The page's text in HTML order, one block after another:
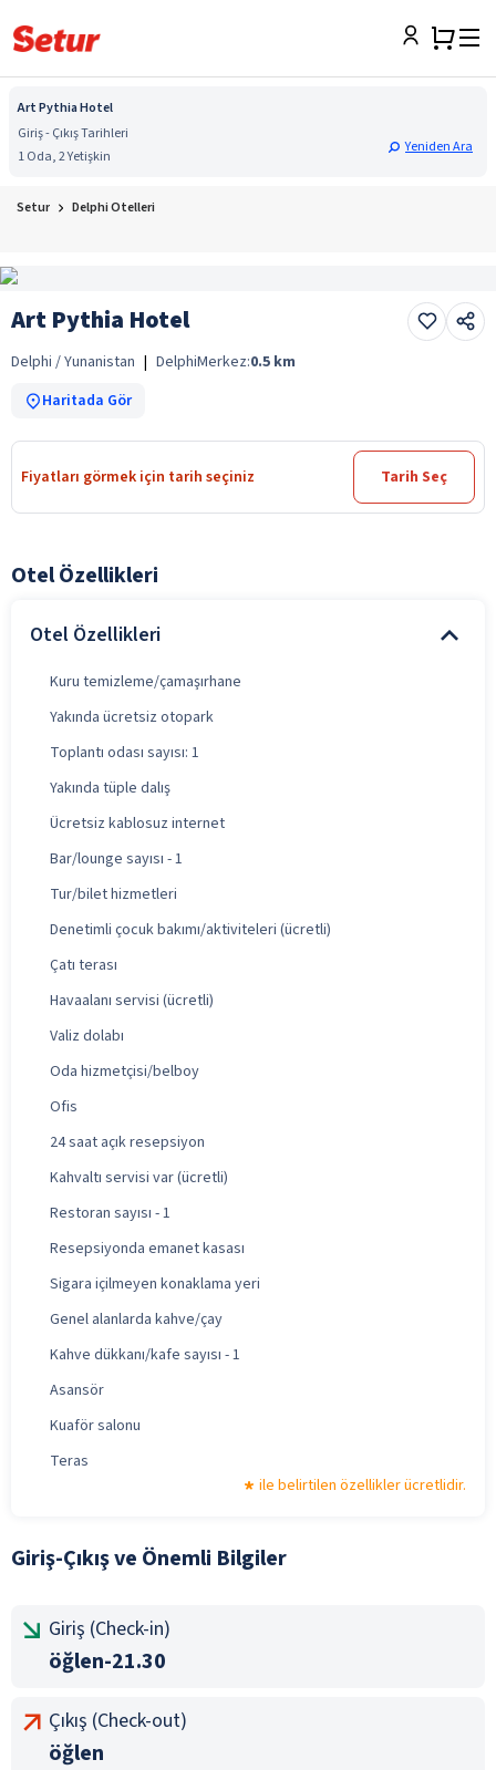
Art Pythia Hotel
Giriş - Çıkış Tarihleri
1 Oda, 2 Yetişkin
Yeniden Ara
Setur Delphi Otelleri
Art Pythia Hotel
Delphi / Yunanistan | DelphiMerkez:0.5 km
Haritada Gör
Fiyatları görmek için tarih seçiniz Tarih Seç
Otel Özellikleri
Otel Özellikleri
Kuru temizleme/çamaşırhane
Yakında ücretsiz otopark
Toplantı odası sayısı: 1
Yakında tüple dalış
Ücretsiz kablosuz internet
Bar/lounge sayısı - 1
Tur/bilet hizmetleri
Denetimli çocuk bakımı/aktiviteleri (ücretli)
Çatı terası
Havaalanı servisi (ücretli)
Valiz dolabı
Oda hizmetçisi/belboy
Ofis
24 saat açık resepsiyon
Kahvaltı servisi var (ücretli)
Restoran sayısı - 1
Resepsiyonda emanet kasası
Sigara içilmeyen konaklama yeri
Genel alanlarda kahve/çay
Kahve dükkanı/kafe sayısı - 1
Asansör
Kuaför salonu
Teras
ile belirtilen özellikler ücretlidir.
Giriş-Çıkış ve Önemli Bilgiler
Giriş (Check-in)
öğlen-21.30
Çıkış (Check-out)
öğlen